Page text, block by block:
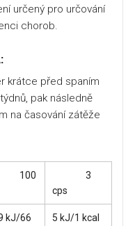
určený pro určování
chorob.
krátce před spaním
pak následně
na časování zátěže
3
cps
kJ/66
5 kJ/1 kcal